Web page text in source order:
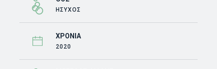
ΗΣΥΧΟΣ
ΧΡΟΝΙΆ
2020